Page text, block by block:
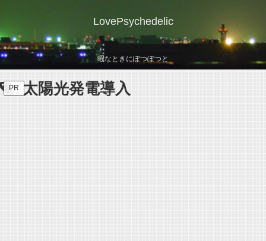
LovePsychedelic
暇なときにぽつぽつと
PR 太陽光発電導入